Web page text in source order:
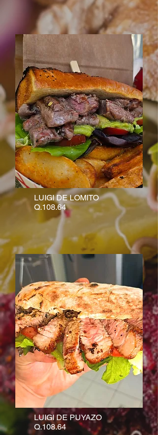
LUIGI DE LOMITO
Q.108.64
LUIGI DE PUYAZO
Q.108.64